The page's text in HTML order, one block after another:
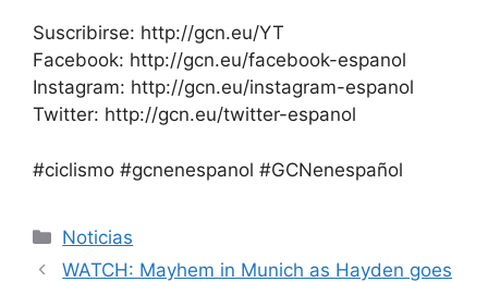
Suscribirse: http://gcn.eu/YT
Facebook: http://gcn.eu/facebook-espanol
Instagram: http://gcn.eu/instagram-espanol
Twitter: http://gcn.eu/twitter-espanol
#ciclismo #gcnenespanol #GCNenespañol
Categorías
Noticias
WATCH: Mayhem in Munich as Hayden goes